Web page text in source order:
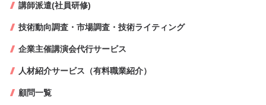
講師派遣(社員研修)
技術動向調査・市場調査・技術ライティング
企業主催講演会代行サービス
人材紹介サービス（有料職業紹介）
顧問一覧